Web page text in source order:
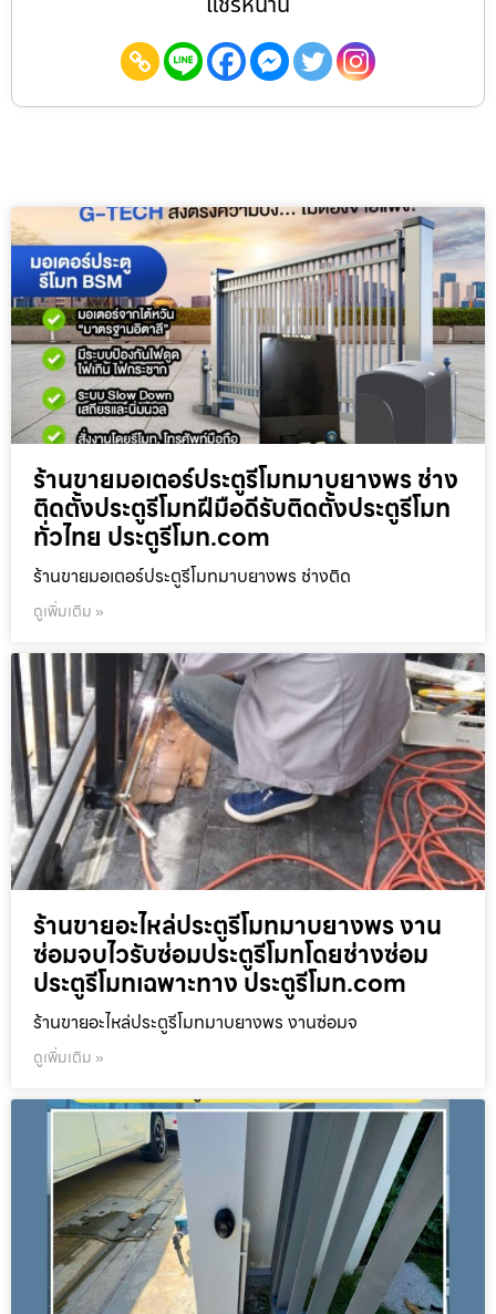
ร้านขายมอเตอร์ประตูรีโมทมาบยางพร ช่าง
ติดตั้งประตูรีโมทฝีมือดีรับติดตั้งประตูรีโมท
ทั่วไทย ประตูรีโมท.com
ร้านขายมอเตอร์ประตูรีโมทมาบยางพร ช่างติด
ดูเพิ่มเติม »
ร้านขายอะไหล่ประตูรีโมทมาบยางพร งาน
ซ่อมจบไวรับซ่อมประตูรีโมทโดยช่างซ่อม
ประตูรีโมทเฉพาะทาง ประตูรีโมท.com
ร้านขายอะไหล่ประตูรีโมทมาบยางพร งานซ่อมจ
ดูเพิ่มเติม »